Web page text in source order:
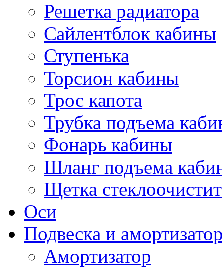
Решетка радиатора
Сайлентблок кабины
Ступенька
Торсион кабины
Трос капота
Трубка подъема
Фонарь кабины
Шланг подъема
Щетка
Оси
Подвеска и
Амортизатор